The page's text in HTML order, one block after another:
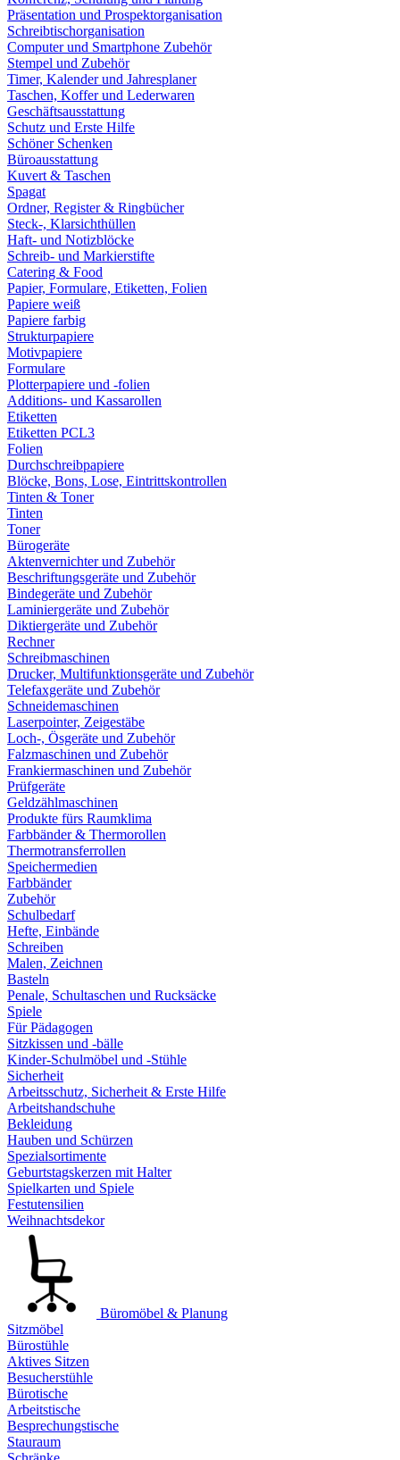
Präsentation und Prospektorganisation
Schreibtischorganisation
Computer und Smartphone Zubehör
Stempel und Zubehör
Timer, Kalender und Jahresplaner
Taschen, Koffer und Lederwaren
Geschäftsausstattung
Schutz und Erste Hilfe
Schöner Schenken
Büroausstattung
Kuvert & Taschen
Spagat
Ordner, Register & Ringbücher
Steck-, Klarsichthüllen
Haft- und Notizblöcke
Schreib- und Markierstifte
Catering & Food
Papier, Formulare, Etiketten, Folien
Papiere weiß
Papiere farbig
Strukturpapiere
Motivpapiere
Formulare
Plotterpapiere und -folien
Additions- und Kassarollen
Etiketten
Etiketten PCL3
Folien
Durchschreibpapiere
Blöcke, Bons, Lose, Eintrittskontrollen
Tinten & Toner
Tinten
Toner
Bürogeräte
Aktenvernichter und Zubehör
Beschriftungsgeräte und Zubehör
Bindegeräte und Zubehör
Laminiergeräte und Zubehör
Diktiergeräte und Zubehör
Rechner
Schreibmaschinen
Drucker, Multifunktionsgeräte und Zubehör
Telefaxgeräte und Zubehör
Schneidemaschinen
Laserpointer, Zeigestäbe
Loch-, Ösgeräte und Zubehör
Falzmaschinen und Zubehör
Frankiermaschinen und Zubehör
Prüfgeräte
Geldzählmaschinen
Produkte fürs Raumklima
Farbbänder & Thermorollen
Thermotransferrollen
Speichermedien
Farbbänder
Zubehör
Schulbedarf
Hefte, Einbände
Schreiben
Malen, Zeichnen
Basteln
Penale, Schultaschen und Rucksäcke
Spiele
Für Pädagogen
Sitzkissen und -bälle
Kinder-Schulmöbel und -Stühle
Sicherheit
Arbeitsschutz, Sicherheit & Erste Hilfe
Arbeitshandschuhe
Bekleidung
Hauben und Schürzen
Spezialsortimente
Geburtstagskerzen mit Halter
Spielkarten und Spiele
Festutensilien
Weihnachtsdekor
Büromöbel & Planung
Sitzmöbel
Bürostühle
Aktives Sitzen
Besucherstühle
Bürotische
Arbeitstische
Besprechungstische
Stauraum